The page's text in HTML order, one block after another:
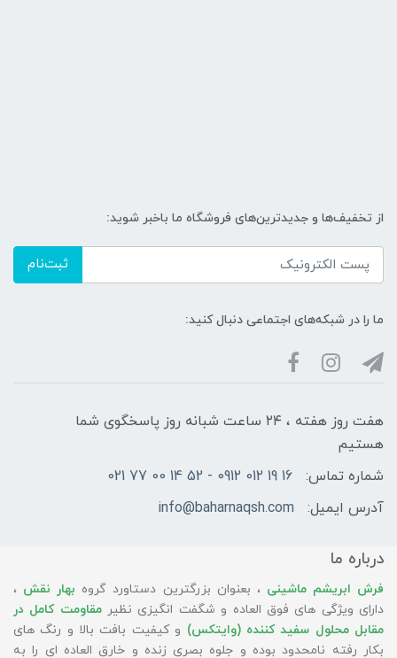
از تخفیف‌ها و جدیدترین‌های فروشگاه ما باخبر شوید:
ثبت‌نام
ما را در شبکه‌های اجتماعی دنبال کنید:
هفت روز هفته ، ۲۴ ساعت شبانه‌ روز پاسخگوی شما
هستیم
شماره تماس:
16 19 012 0912 - 52 14 00 77 021
آدرس ایمیل:
info@baharnaqsh.com
درباره ما
فرش ابریشم ماشینی ، بعنوان بزرگترین دستاورد گروه بهار نقش ،
دارای ویژگی های فوق العاده و شگفت انگیزی نظیرمقاومت کامل در
مقابل محلول سفید کننده (وایتکس) و کیفیت بافت بالا و رنگ های
بکار رفته نامحدود بوده و جلوه بصری زنده و خارق العاده ای را به